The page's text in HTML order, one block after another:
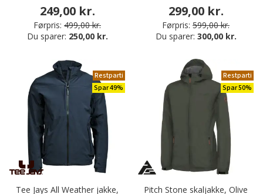
249,00 kr.
Førpris: 499,00 kr.
Du sparer: 250,00 kr.
299,00 kr.
Førpris: 599,00 kr.
Du sparer: 300,00 kr.
Restparti
Spar 49%
Tee Jays All Weather jakke,
Restparti
Spar 50%
Pitch Stone skaljakke, Olive